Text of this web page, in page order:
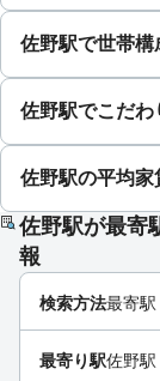
佐野駅で世帯
佐野駅でこだ
佐野駅の平均
佐野駅が最寄
報
検索方法最寄駅
最寄り駅佐野駅